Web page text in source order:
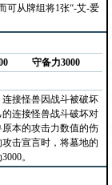
可从牌组将1张“-艾-爱
守备力3000
接怪兽因战斗被破坏
连接怪兽战斗破坏对
本的攻击力数值的伤
击宣言时，将墓地的
。